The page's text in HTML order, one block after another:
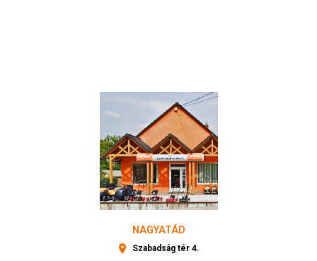
NAGYATÁD
Szabadság tér 4.